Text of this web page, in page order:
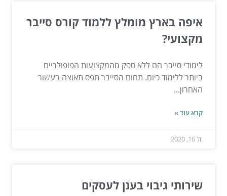
איפה בארץ מומלץ ללמוד קורס סייבר
מקצועי?
לימודי סייבר הם ללא ספק מהמקצועות הפופולריים
ביותר ללימוד כיום. תחום הסייבר תפס תאוצה בעשור
האחרון...
קרא עוד »
יול 16, 2020
שירותי גיבוי בענן לעסקים